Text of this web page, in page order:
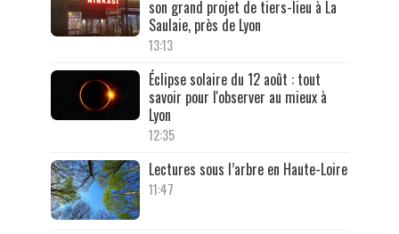
son grand projet de tiers-lieu à La
Saulaie, près de Lyon
13:13
Éclipse solaire du 12 août : tout
savoir pour l'observer au mieux à
Lyon
12:35
Lectures sous l’arbre en Haute-Loire
11:47